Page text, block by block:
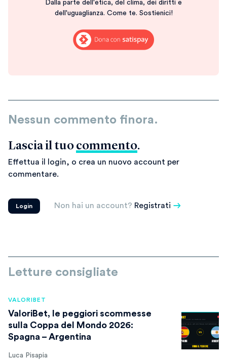
Dalla parte dell'etica, del clima, dei diritti e
dell'uguaglianza. Come te. Sostienici!
Nessun commento finora.
Lascia il tuo commento.
Effettua il login, o crea un nuovo account per
commentare.
Login Non hai un account? Registrati
Letture consigliate
VALORIBET
ValoriBet, le peggiori scommesse
sulla Coppa del Mondo 2026:
Spagna – Argentina
Luca Pisapia